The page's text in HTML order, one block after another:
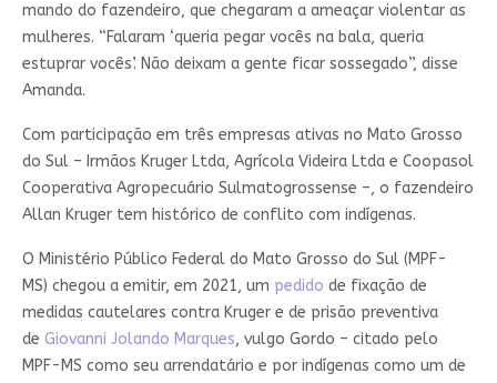
mando do fazendeiro, que chegaram a ameaçar violentar as
mulheres. “Falaram ‘queria pegar vocês na bala, queria
estuprar vocês’. Não deixam a gente ficar sossegado”, disse
Amanda.
Com participação em três empresas ativas no Mato Grosso
do Sul – Irmãos Kruger Ltda, Agrícola Videira Ltda e Coopasol
Cooperativa Agropecuário Sulmatogrossense –, o fazendeiro
Allan Kruger tem histórico de conflito com indígenas.
O Ministério Público Federal do Mato Grosso do Sul (MPF-
MS) chegou a emitir, em 2021, um pedido de fixação de
medidas cautelares contra Kruger e de prisão preventiva
de Giovanni Jolando Marques, vulgo Gordo – citado pelo
MPF-MS como seu arrendatário e por indígenas como um de